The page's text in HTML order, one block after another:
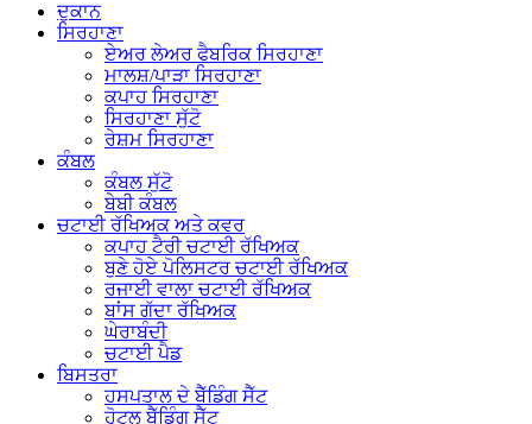
ਦੁਕਾਨ
ਸਿਰਹਾਣਾ
ਏਅਰ ਲੇਅਰ ਫੈਬਰਿਕ ਸਿਰਹਾਣਾ
ਮਾਲਸ਼/ਪਾੜਾ ਸਿਰਹਾਣਾ
ਕਪਾਹ ਸਿਰਹਾਣਾ
ਸਿਰਹਾਣਾ ਸੁੱਟੋ
ਰੇਸ਼ਮ ਸਿਰਹਾਣਾ
ਕੰਬਲ
ਕੰਬਲ ਸੁੱਟੋ
ਬੇਬੀ ਕੰਬਲ
ਚਟਾਈ ਰੱਖਿਅਕ ਅਤੇ ਕਵਰ
ਕਪਾਹ ਟੈਰੀ ਚਟਾਈ ਰੱਖਿਅਕ
ਬੁਣੇ ਹੋਏ ਪੋਲਿਸਟਰ ਚਟਾਈ ਰੱਖਿਅਕ
ਰਜਾਈ ਵਾਲਾ ਚਟਾਈ ਰੱਖਿਅਕ
ਬਾਂਸ ਗੱਦਾ ਰੱਖਿਅਕ
ਘੇਰਾਬੰਦੀ
ਚਟਾਈ ਪੈਡ
ਬਿਸਤਰਾ
ਹਸਪਤਾਲ ਦੇ ਬੈੱਡਿੰਗ ਸੈੱਟ
ਹੋਟਲ ਬੈੱਡਿੰਗ ਸੈੱਟ